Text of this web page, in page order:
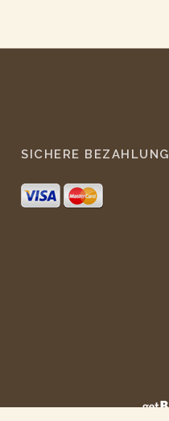
SICHERE BEZAHLUNG